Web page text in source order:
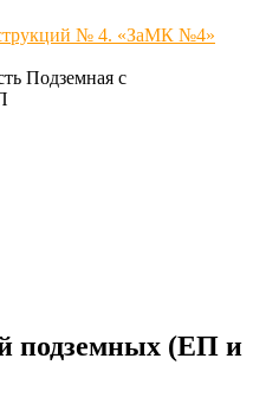
№ 4. «ЗаМК №4»
Подземная с
подземных (ЕП и